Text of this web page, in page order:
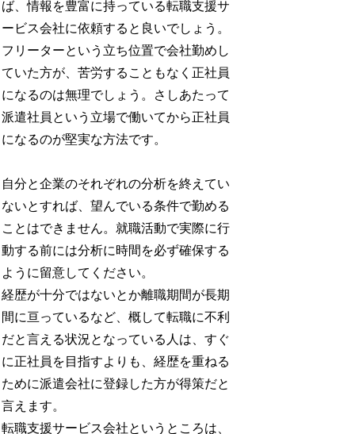
ば、情報を豊富に持っている転職支援サ
ービス会社に依頼すると良いでしょう。
フリーターという立ち位置で会社勤めし
ていた方が、苦労することもなく正社員
になるのは無理でしょう。さしあたって
派遣社員という立場で働いてから正社員
になるのが堅実な方法です。
自分と企業のそれぞれの分析を終えてい
ないとすれば、望んでいる条件で勤める
ことはできません。就職活動で実際に行
動する前には分析に時間を必ず確保する
ように留意してください。
経歴が十分ではないとか離職期間が長期
間に亘っているなど、概して転職に不利
だと言える状況となっている人は、すぐ
に正社員を目指すよりも、経歴を重ねる
ために派遣会社に登録した方が得策だと
言えます。
転職支援サービス会社というところは、